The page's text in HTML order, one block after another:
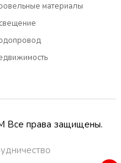
материалы
Все права защищены.